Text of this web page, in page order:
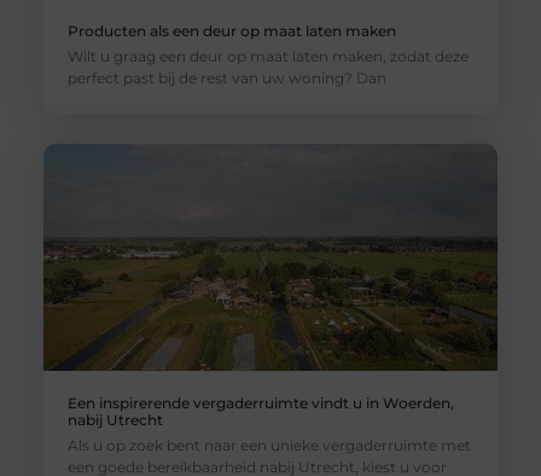
Producten als een deur op maat laten maken
Wilt u graag een deur op maat laten maken, zodat deze
perfect past bij de rest van uw woning? Dan
Een inspirerende vergaderruimte vindt u in Woerden,
nabij Utrecht
Als u op zoek bent naar een unieke vergaderruimte met
een goede bereikbaarheid nabij Utrecht, kiest u voor